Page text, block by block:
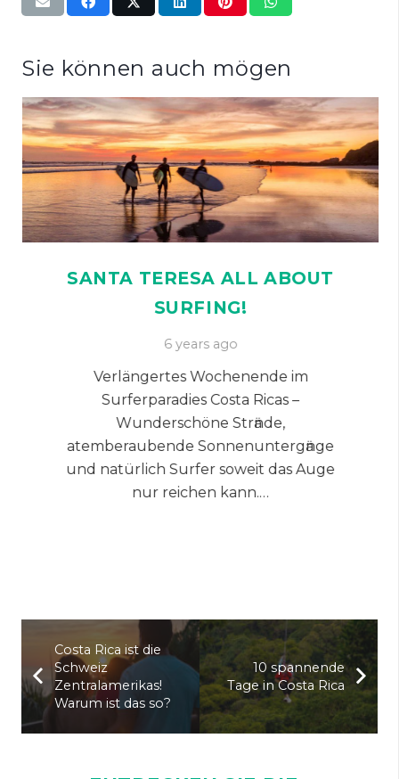
Sie können auch mögen
SANTA TERESA ALL ABOUT
SURFING!
6 years ago
Verlängertes Wochenende im
Surferparadies Costa Ricas –
Wunderschöne Strӓnde,
atemberaubende Sonnenuntergӓnge
und natürlich Surfer soweit das Auge
nur reichen kann.…
Costa Rica ist die
Schweiz
Zentralamerikas!
Warum ist das so?
10 spannende
Tage in Costa Rica